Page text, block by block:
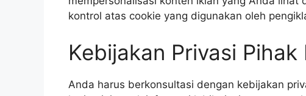
kontrol atas cookie yang digunakan oleh
Kebijakan Privasi Pihak
Anda harus berkonsultasi dengan kebijakan